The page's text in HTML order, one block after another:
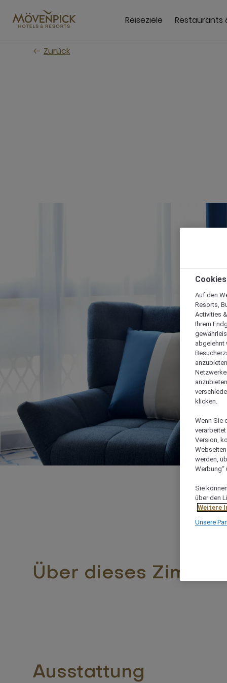
Hauptinhalt
wechseln
Reiseziele Restaurants
Zurück
Über dieses Zimmer
Ausstattung
Auf den
Resorts,
Activities
Ihrem
abgelehnt
klicken.
Wenn Sie
Version,
werden,
Werbung“
Sie
über den
Weitere
Unsere